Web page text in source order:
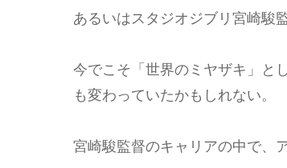
あるいはスタジオジブリ宮崎駿監
今でこそ「世界のミヤザキ」と
も変わっていたかもしれない。
宮崎駿監督のキャリアの中で、